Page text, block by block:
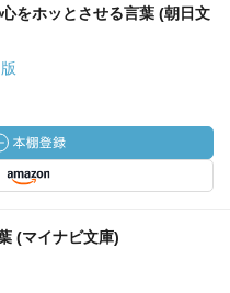
をホッとさせる言葉 (朝日文
(マイナビ文庫)